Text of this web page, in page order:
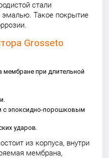
стали
Такое покрытие
Grosseto
мембране при длительной
с эпоксидно-порошковым
ударов.
из корпуса, внутри
мембрана,